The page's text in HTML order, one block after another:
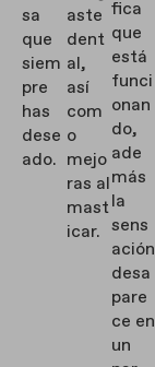
sa
que
siem
pre
has
dese
ado.
aste
dent
al,
así
com
o
mejo
ras al
mast
icar.
fica
que
está
funci
onan
do,
ade
más
la
sens
ación
desa
pare
ce en
un